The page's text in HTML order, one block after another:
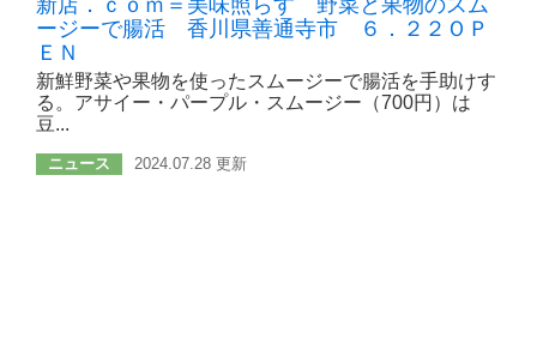
ージーで腸活 香川県善通寺市 ６．２２ＯＰ
ＥＮ
新鮮野菜や果物を使ったスムージーで腸活を手助けす
る。アサイー・パープル・スムージー（700円）は
豆...
ニュース 2024.07.28 更新